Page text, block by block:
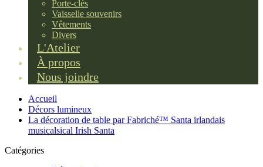
Porte-clés
Vaisselle souvenirs
Vêtements
Divers
L'Atelier
À propos
Nous joindre
Accueil
Décors lumineux
La décoration de table par Fabriché™ Santa irlandais
musicalsical Irish Santa
Catégories